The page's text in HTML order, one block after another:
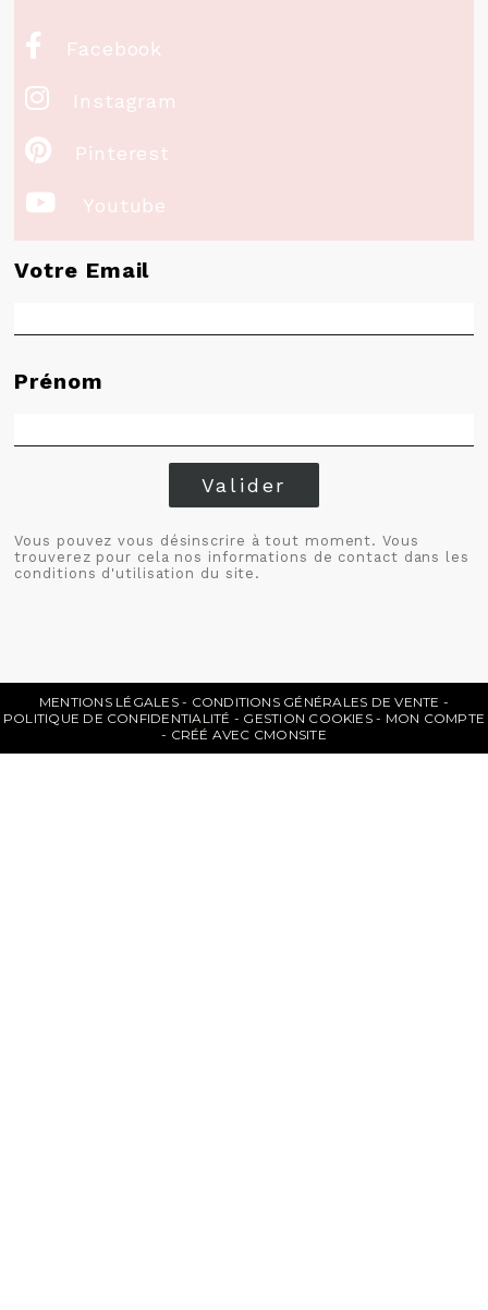
 Facebook
 Instagram
 Pinterest
 Youtube
Votre Email
Prénom
Valider
Vous pouvez vous désinscrire à tout moment. Vous
trouverez pour cela nos informations de contact dans les
conditions d'utilisation du site.
MENTIONS LÉGALES
CONDITIONS GÉNÉRALES DE VENTE
POLITIQUE DE CONFIDENTIALITÉ
GESTION COOKIES
MON COMPTE
CRÉÉ AVEC CMONSITE